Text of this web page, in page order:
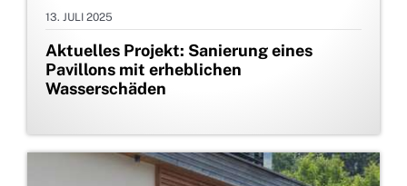
13. JULI 2025
Aktuelles Projekt: Sanierung eines
Pavillons mit erheblichen
Wasserschäden